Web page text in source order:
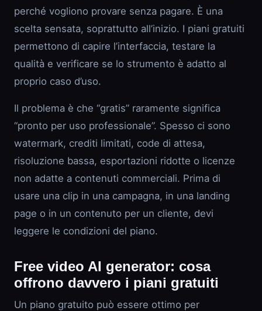
perché vogliono provare senza pagare. È una
scelta sensata, soprattutto all’inizio. I piani gratuiti
permettono di capire l’interfaccia, testare la
qualità e verificare se lo strumento è adatto al
proprio caso d’uso.
Il problema è che “gratis” raramente significa
“pronto per uso professionale”. Spesso ci sono
watermark, crediti limitati, code di attesa,
risoluzione bassa, esportazioni ridotte o licenze
non adatte a contenuti commerciali. Prima di
usare una clip in una campagna, in una landing
page o in un contenuto per un cliente, devi
leggere le condizioni del piano.
Free video AI generator: cosa
offrono davvero i piani gratuiti
Un piano gratuito può essere ottimo per